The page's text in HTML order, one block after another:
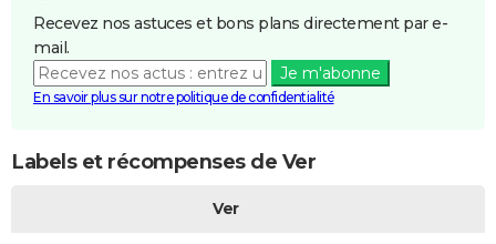
Recevez nos astuces et bons plans directement par e-
mail.
Je m'abonne
En savoir plus sur notre politique de confidentialité
Labels et récompenses de Ver
Ver